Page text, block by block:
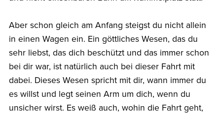
Aber schon gleich am Anfang steigst du nicht allein
in einen Wagen ein. Ein göttliches Wesen, das du
sehr liebst, das dich beschützt und das immer schon
bei dir war, ist natürlich auch bei dieser Fahrt mit
dabei. Dieses Wesen spricht mit dir, wann immer du
es willst und legt seinen Arm um dich, wenn du
unsicher wirst. Es weiß auch, wohin die Fahrt geht,